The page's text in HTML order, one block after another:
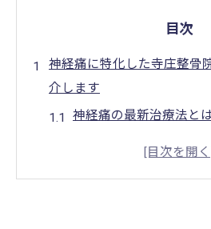
目次
神経痛に特化した寺庄整骨
介します
神経痛の最新治療法と
寺庄整骨院の治療方法